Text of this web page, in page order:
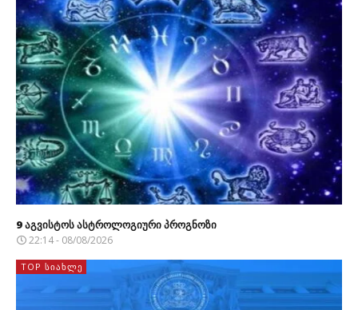
9 აგვისტოს ასტროლოგიური პროგნოზი
22:14 - 08/08/2026
TOP ᲡᲘᲐᲮᲚᲔ